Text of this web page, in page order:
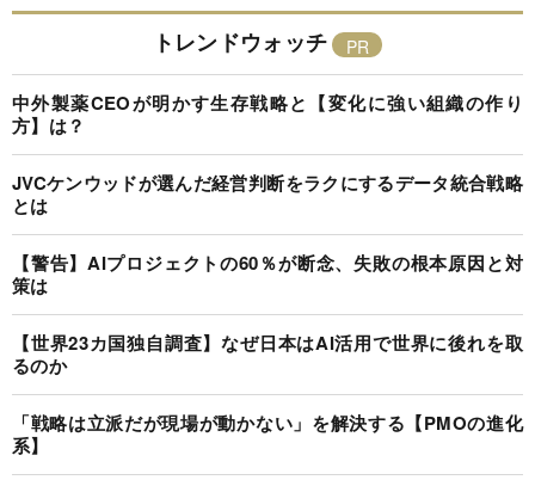
トレンドウォッチ
中外製薬CEOが明かす生存戦略と【変化に強い組織の作り
方】は？
JVCケンウッドが選んだ経営判断をラクにするデータ統合戦略
とは
【警告】AIプロジェクトの60％が断念、失敗の根本原因と対
策は
【世界23カ国独自調査】なぜ日本はAI活用で世界に後れを取
るのか
「戦略は立派だが現場が動かない」を解決する【PMOの進化
系】